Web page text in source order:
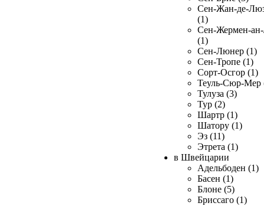
Сен-Жан-де-
(1)
Сен-Жермен-
(1)
Сен-Люнер (1)
Сен-Тропе (1)
Сорт-Осгор (1)
Теуль-Сюр-Мер
Тулуза (3)
Тур (2)
Шартр (1)
Шатору (1)
Эз (11)
Этрета (1)
в Швейцарии
Адельбоден (1)
Басен (1)
Блоне (5)
Бриссаго (1)